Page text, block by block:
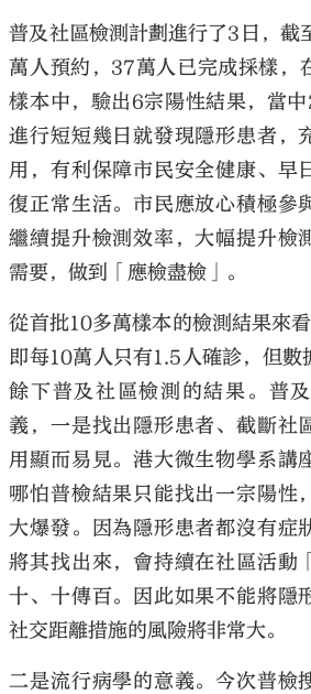
普及社區檢測計劃進行了3日，截
萬人預約，37萬人已完成採樣，
樣本中，驗出6宗陽性結果，當
進行短短幾日就發現隱形患者，
用，有利保障市民安全健康、早
復正常生活。市民應放心積極參
繼續提升檢測效率，大幅提升檢
需要，做到「應檢盡檢」。
從首批10多萬樣本的檢測結果來
即每10萬人只有1.5人確診，但數
餘下普及社區檢測的結果。普
義，一是找出隱形患者、截斷社
用顯而易見。港大微生物學系講
哪怕普檢結果只能找出一宗陽性
大爆發。因為隱形患者都沒有症
將其找出來，會持續在社區活動
十、十傳百。因此如果不能將隱
社交距離措施的風險將非常大。
二是流行病學的意義。今次普檢